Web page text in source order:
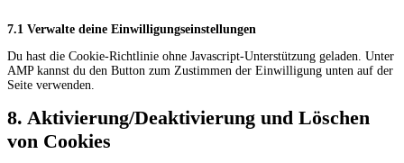
7.1 Verwalte deine Einwilligungseinstellungen
Du hast die Cookie-Richtlinie ohne Javascript-Unterstützung geladen. Unter
AMP kannst du den Button zum Zustimmen der Einwilligung unten auf der
Seite verwenden.
8. Aktivierung/Deaktivierung und Löschen
von Cookies